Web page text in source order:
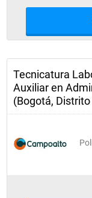
Tecnicatura
Auxiliar en
(Bogotá,